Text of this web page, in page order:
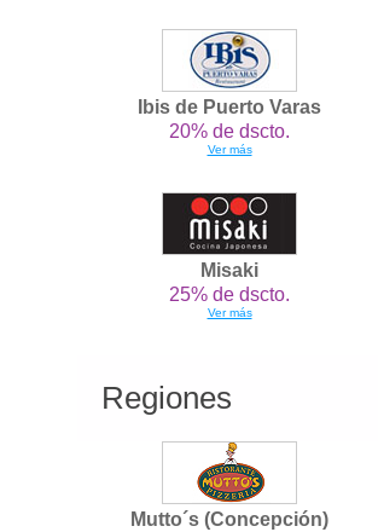
Ibis de Puerto Varas
20% de dscto.
Ver más
Misaki
25% de dscto.
Ver más
Regiones
Mutto´s (Concepción)